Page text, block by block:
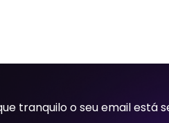
tranquilo o seu email está